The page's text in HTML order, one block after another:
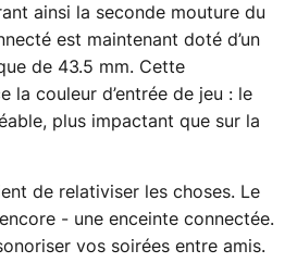
ainsi la seconde mouture du
est maintenant doté d’un
de 43.5 mm. Cette
la couleur d’entrée de jeu : le
plus impactant que sur la
de relativiser les choses. Le
- une enceinte connectée.
vos soirées entre amis.